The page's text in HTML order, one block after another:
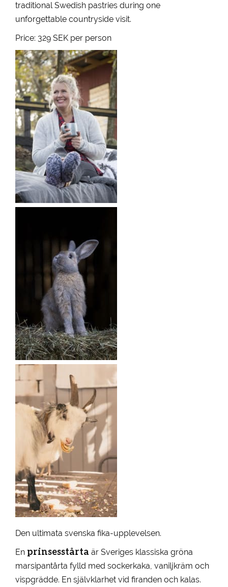
traditional Swedish pastries during one
unforgettable countryside visit.
Price: 329 SEK per person
Den ultimata svenska fika-upplevelsen.
En prinsesstårta är Sveriges klassiska gröna
marsipantårta fylld med sockerkaka, vaniljkräm och
vispgrädde. En självklarhet vid firanden och kalas.